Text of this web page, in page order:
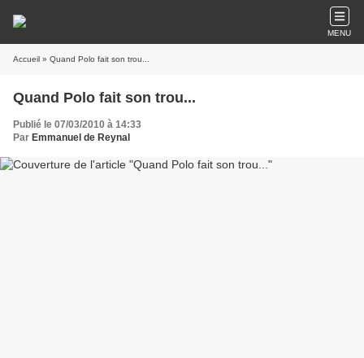
MENU
Accueil » Quand Polo fait son trou...
Quand Polo fait son trou...
Publié le 07/03/2010 à 14:33
Par Emmanuel de Reynal